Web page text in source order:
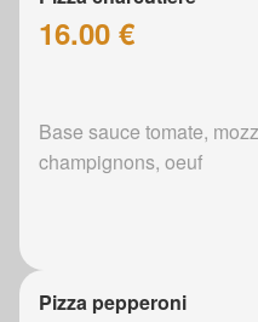
16.00 €
Base sauce tomate,
champignons, oeuf
Pizza pepperoni